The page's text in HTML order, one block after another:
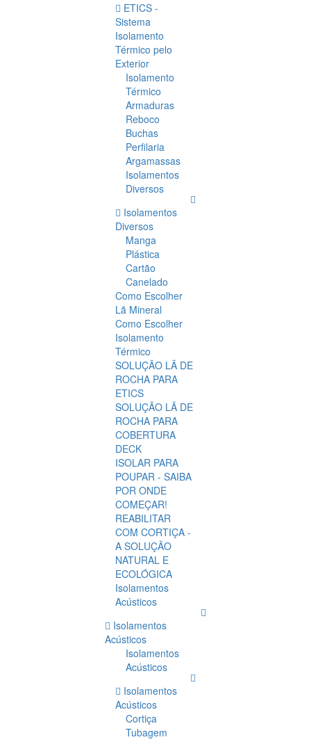
ETICS -
Sistema
Isolamento
Térmico pelo
Exterior
Isolamento
Térmico
Armaduras
Reboco
Buchas
Perfilaria
Argamassas
Isolamentos
Diversos
Isolamentos
Diversos
Manga
Plástica
Cartão
Canelado
Como Escolher
Lã Mineral
Como Escolher
Isolamento
Térmico
SOLUÇÃO LÃ DE
ROCHA PARA
ETICS
SOLUÇÃO LÃ DE
ROCHA PARA
COBERTURA
DECK
ISOLAR PARA
POUPAR - SAIBA
POR ONDE
COMEÇAR!
REABILITAR
COM CORTIÇA -
A SOLUÇÃO
NATURAL E
ECOLÓGICA
Isolamentos
Acústicos
Isolamentos
Acústicos
Isolamentos
Acústicos
Isolamentos
Acústicos
Cortiça
Tubagem